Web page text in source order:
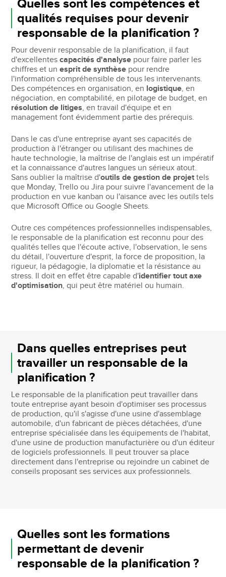
Quelles sont les compétences et
qualités requises pour devenir
responsable de la planification ?
Pour devenir responsable de la planification, il faut
d'excellentescapacités d'analyse pour faire parler les
chiffres et unesprit de synthèse pour rendre
l'information compréhensible de tous les intervenants.
Des compétences en organisation, en logistique, en
négociation, en comptabilité, en pilotage de budget, en
résolution de litiges, en travail d'équipe et en
management font évidemment partie des prérequis.
Dans le cas d'une entreprise ayant ses capacités de
production à l'étranger ou utilisant des machines de
haute technologie, la maîtrise de l'anglais est un impératif
et la connaissance d'autres langues un sérieux atout.
Sans oublier la maîtrise d'outils de gestion de projet tels
que Monday, Trello ou Jira pour suivre l'avancement de la
production en vue kanban ou l'aisance avec les outils tels
que Microsoft Office ou Google Sheets.
Outre ces compétences professionnelles indispensables,
le responsable de la planification est reconnu pour des
qualités telles que l'écoute active, l'observation, le sens
du détail, l'ouverture d'esprit, la force de proposition, la
rigueur, la pédagogie, la diplomatie et la résistance au
stress. Il doit en effet être capable d'identifier tout axe
d'optimisation, qui peut être matériel ou humain.
Dans quelles entreprises peut
travailler un responsable de la
planification ?
Le responsable de la planification peut travailler dans
toute entreprise ayant besoin d'optimiser ses processus
de production, qu'il s'agisse d'une usine d'assemblage
automobile, d'un fabricant de pièces détachées, d'une
entreprise spécialisée dans les équipements de l'habitat,
d'une usine de production manufacturière ou d'un éditeur
de logiciels professionnels. Il peut trouver sa place
directement dans l'entreprise ou rejoindre un cabinet de
conseils proposant ses services aux professionnels.
Quelles sont les formations
permettant de devenir
responsable de la planification ?